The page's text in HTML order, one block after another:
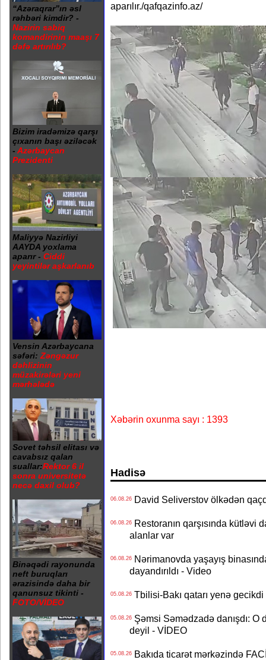
“Azəraqrar”ın əsl
rəhbəri kimdir? -
Nazirin sabiq
komandirinin maaşı 7
dəfə artırılıb?
Bizim iradəmizə qarşı
çıxanın başı əziləcək
- Azərbaycan
Prezidenti
Maliyyə Nazirliyi
AAYDA yoxlama
aparır - Ciddi
yeyintilər aşkarlanıb
Vensin Azərbaycana
səfəri: Zəngəzur
dəhlizinin
müzakirələri yeni
mərhələdə
Sovet təhsil elitası və
cavabsız qalan
suallar:Rektor 6 il
sonra universitetə
necə daxil olub?
Binəqədi rayonunda
neft buruqları
ərazisində daha bir
qanunsuz tikinti -
FOTO/VİDEO
aparılır./qafqazinfo.az/
Xəbərin oxunma sayı : 1393
Hadisə
06.08.26David Seliverstov ölkədən
06.08.26Restoranın qarşısında kütləvi
alanlar var
06.08.26Nərimanovda yaşayış
dayandırıldı - Video
05.08.26Tbilisi-Bakı qatarı yenə gecikdi
05.08.26Şəmsi Səmədzadə danışdı: O
deyil - VİDEO
05.08.26Bakıda ticarət mərkəzində